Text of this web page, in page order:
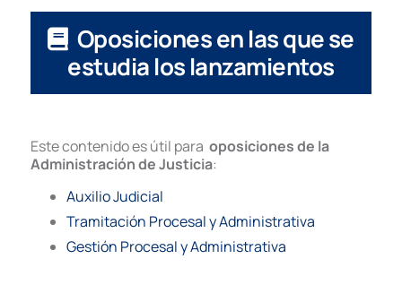
Oposiciones en las que se
estudia los lanzamientos
Este contenido es útil para oposiciones de la
Administración de Justicia:
Auxilio Judicial
Tramitación Procesal y Administrativa
Gestión Procesal y Administrativa